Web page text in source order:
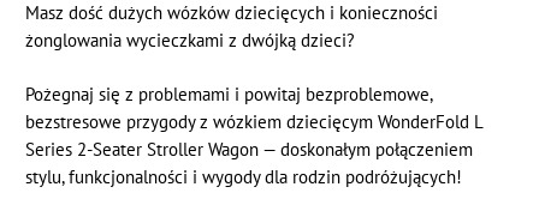
Masz dość dużych wózków dziecięcych i konieczności
żonglowania wycieczkami z dwójką dzieci?
Pożegnaj się z problemami i powitaj bezproblemowe,
bezstresowe przygody z wózkiem dziecięcym WonderFold L
Series 2-Seater Stroller Wagon — doskonałym połączeniem
stylu, funkcjonalności i wygody dla rodzin podróżujących!